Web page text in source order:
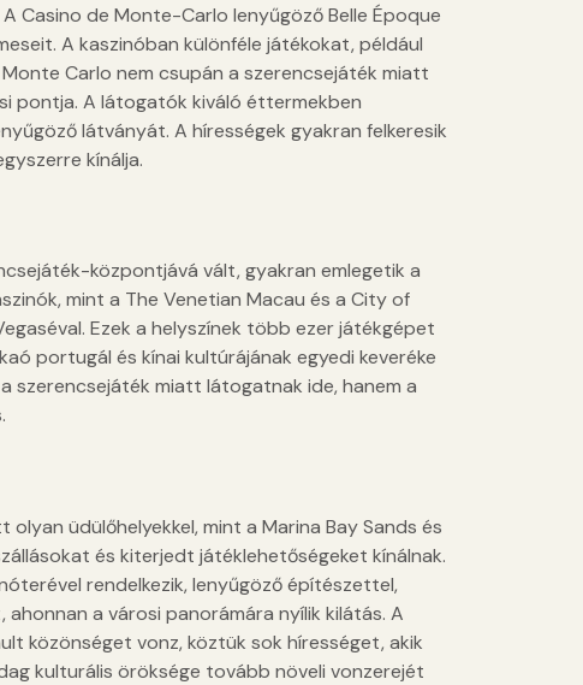
Casino de Monte-Carlo lenyűgöző Belle Époque
A kaszinóban különféle játékokat, például
Carlo nem csupán a szerencsejáték miatt
pontja. A látogatók kiváló éttermekben
látványát. A hírességek gyakran felkeresik
kínálja.
központjává vált, gyakran emlegetik a
mint a The Venetian Macau és a City of
Ezek a helyszínek több ezer játékgépet
portugál és kínai kultúrájának egyedi keveréke
szerencsejáték miatt látogatnak ide, hanem a
üdülőhelyekkel, mint a Marina Bay Sands és
és kiterjedt játéklehetőségeket kínálnak.
rendelkezik, lenyűgöző építészettel,
a városi panorámára nyílik kilátás. A
közönséget vonz, köztük sok hírességet, akik
kulturális öröksége tovább növeli vonzerejét